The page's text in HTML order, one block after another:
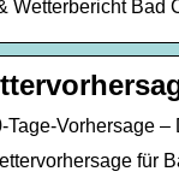
Wetterbericht Bad
Vorhersage –
für